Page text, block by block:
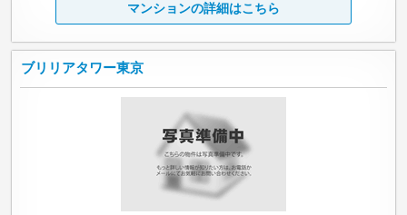
マンションの詳細はこちら
ブリリアタワー東京